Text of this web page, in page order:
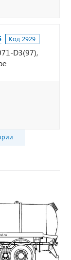
Код:2929
D3(97),